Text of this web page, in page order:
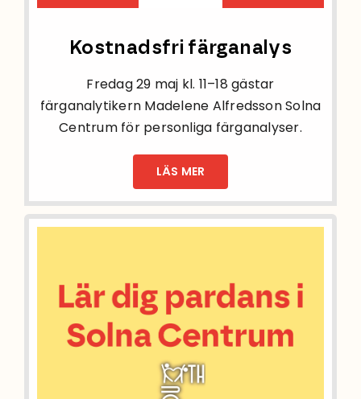
Kostnadsfri färganalys
Fredag 29 maj kl. 11–18 gästar
färganalytikern Madelene Alfredsson Solna
Centrum för personliga färganalyser.
LÄS MER